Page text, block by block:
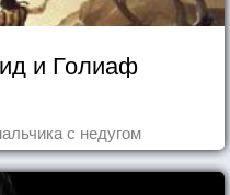
и Голиаф
с недугом